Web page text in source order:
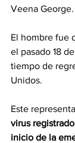
Veena George.
El hombre fue
el pasado 18
tiempo de
Unidos.
Este
virus
inicio de la